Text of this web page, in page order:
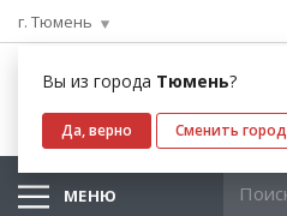
г. Тюмень
Вы из города Тюмень?
Да, верно Сменить город
МЕНЮ